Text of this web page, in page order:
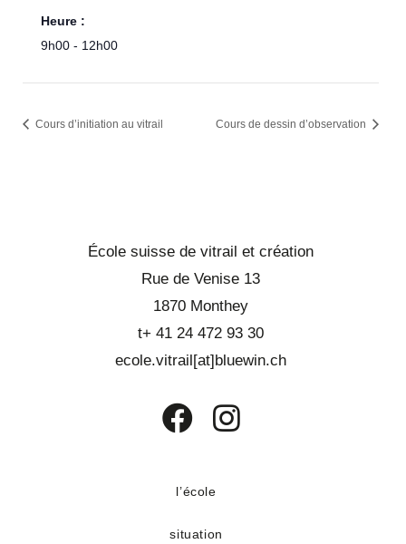
Heure :
9h00 - 12h00
Cours d’initiation au vitrail Cours de dessin d’observation
École suisse de vitrail et création
Rue de Venise 13
1870 Monthey
t+ 41 24 472 93 30
ecole.vitrail[at]bluewin.ch
un
onglet
l’école
situation